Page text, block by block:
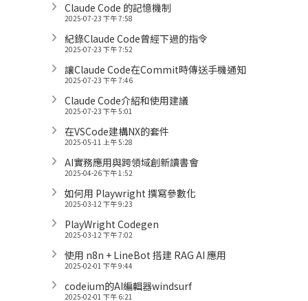
Claude Code 的記憶機制
2025-07-23 下午 7:58
紀錄Claude Code曾經下過的指令
2025-07-23 下午 7:52
讓Claude Code在Commit時傳送手機通知
2025-07-23 下午 7:46
Claude Code介紹和使用建議
2025-07-23 下午 5:01
在VSCode建構NX的套件
2025-05-11 上午 5:28
AI實務應用與跨領域創新讀書會
2025-04-26 下午 1:52
如何用 Playwright 撰寫參數化
2025-03-12 下午 9:23
PlayWright Codegen
2025-03-12 下午 7:02
使用 n8n + LineBot 搭建 RAG AI 應用
2025-02-01 下午 9:44
codeium的AI編輯器windsurf
2025-02-01 下午 6:21